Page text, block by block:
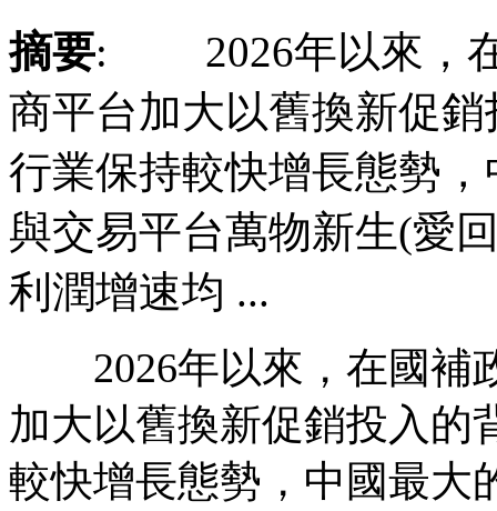
摘要: 2026年以來，在
商平台加大以舊換新促
行業保持較快增長態勢
與交易平台萬物新生(愛
利潤增速均 ...
2026年以來，在國補
加大以舊換新促銷投入的
較快增長態勢，中國最大